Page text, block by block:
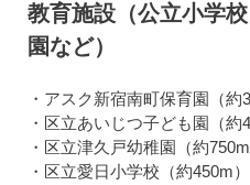
教育施設（公立小学
園など）
・アスク新宿南町保育園（約
・区立あいじつ子ども園（約
・区立津久戸幼稚園（約750m
・区立愛日小学校（約450m）